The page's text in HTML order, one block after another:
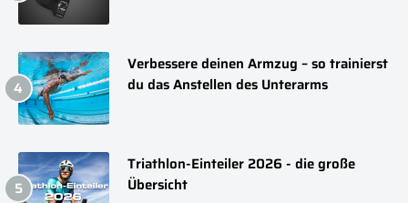
Verbessere deinen Armzug – so trainierst
du das Anstellen des Unterarms
Triathlon-Einteiler 2026 - die große
Übersicht